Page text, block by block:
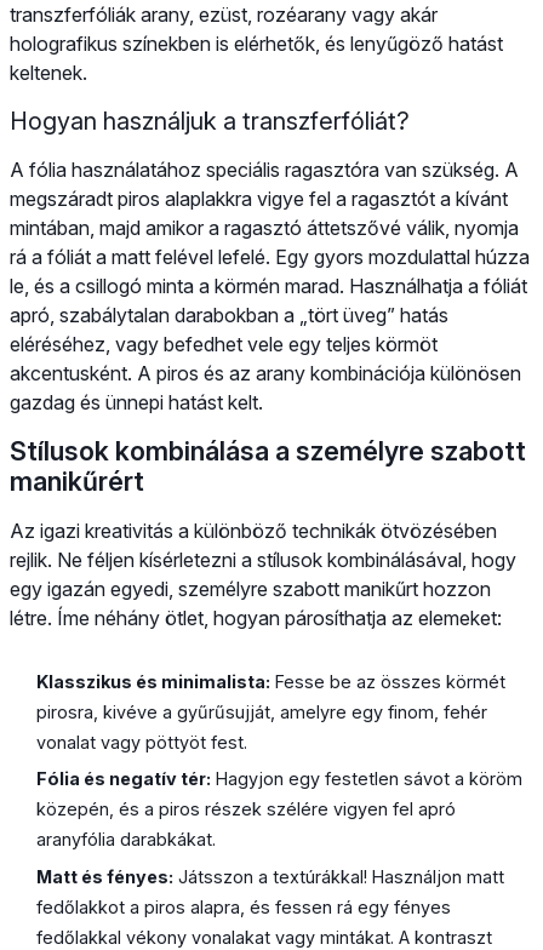
transzferfóliák arany, ezüst, rozéarany vagy akár
holografikus színekben is elérhetők, és lenyűgöző hatást
keltenek.
Hogyan használjuk a transzferfóliát?
A fólia használatához speciális ragasztóra van szükség. A
megszáradt piros alaplakkra vigye fel a ragasztót a kívánt
mintában, majd amikor a ragasztó áttetszővé válik, nyomja
rá a fóliát a matt felével lefelé. Egy gyors mozdulattal húzza
le, és a csillogó minta a körmén marad. Használhatja a fóliát
apró, szabálytalan darabokban a „tört üveg” hatás
eléréséhez, vagy befedhet vele egy teljes körmöt
akcentusként. A piros és az arany kombinációja különösen
gazdag és ünnepi hatást kelt.
Stílusok kombinálása a személyre szabott
manikűrért
Az igazi kreativitás a különböző technikák ötvözésében
rejlik. Ne féljen kísérletezni a stílusok kombinálásával, hogy
egy igazán egyedi, személyre szabott manikűrt hozzon
létre. Íme néhány ötlet, hogyan párosíthatja az elemeket:
Klasszikus és minimalista: Fesse be az összes körmét
pirosra, kivéve a gyűrűsujját, amelyre egy finom, fehér
vonalat vagy pöttyöt fest.
Fólia és negatív tér: Hagyjon egy festetlen sávot a köröm
közepén, és a piros részek szélére vigyen fel apró
aranyfólia darabkákat.
Matt és fényes: Játsszon a textúrákkal! Használjon matt
fedőlakkot a piros alapra, és fessen rá egy fényes
fedőlakkal vékony vonalakat vagy mintákat. A kontraszt